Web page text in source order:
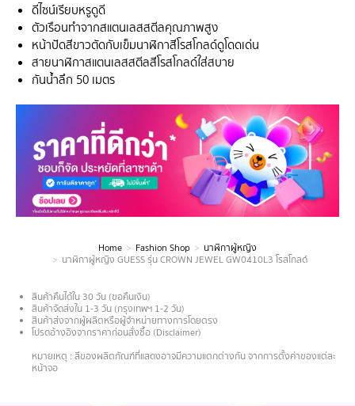
ดีไซน์เรียบหรูดูดี
ตัวเรือนทำจากสแตนเลสสตีลคุณภาพสูง
หน้าปัดสีขาวตัดกับเข็มนาฬิกาสีโรสโกลด์ดูโดดเด่น
สายนาฬิกาสแตนเลสสตีลสีโรสโกลด์ใส่สบาย
กันน้ำลึก 50 เมตร
Home Fashion Shop
นาฬิกาผู้หญิง
นาฬิกาผู้หญิง GUESS รุ่น CROWN JEWEL GW0410L3 โรสโกลด์
สินค้าคืนได้ใน 30 วัน (ขอคืนเงิน)
สินค้าจัดส่งใน 1-3 วัน (กรุงเทพฯ 1-2 วัน)
สินค้าส่งจากผู้ผลิตหรือผู้จำหน่ายทางการโดยตรง
โปรดอ้างอิงจากราคาก่อนสั่งซื้อ (Disclaimer)
หมายเหตุ : สีของผลิตภัณฑ์ที่แสดงอาจมีความแตกต่างกัน จากการตั้งค่าของแต่ละ
หน้าจอ